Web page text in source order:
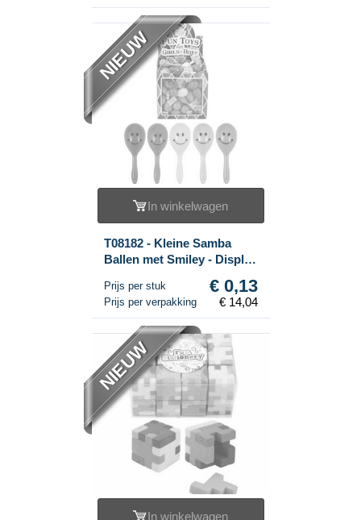
NIEUW
In winkelwagen
T08182 - Kleine Samba
Ballen met Smiley - Display
Prijs per stuk € 0,13
Prijs per verpakking € 14,04
NIEUW
In winkelwagen